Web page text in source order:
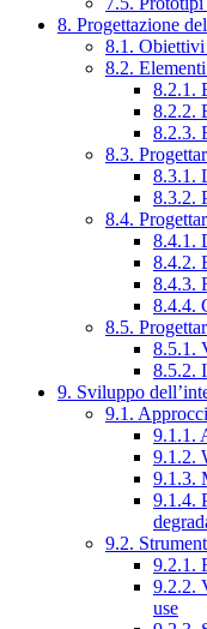
8. Progettazione
8.1. Obiettivi
8.2.
8.2.1.
8.2.2.
8.2.3.
8.3.
8.3.1.
8.3.2.
8.4.
8.4.1.
8.4.2.
8.4.3.
8.4.4.
8.5.
8.5.1.
8.5.2.
9. Sviluppo
9.1.
9.1.1.
9.1.2.
9.1.3.
9.1.4.
9.2.
9.2.1.
9.2.2.
use